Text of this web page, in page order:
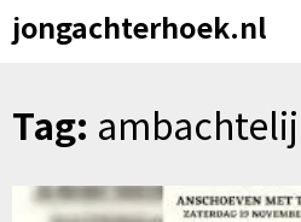
jongachterhoek.nl
Tag: